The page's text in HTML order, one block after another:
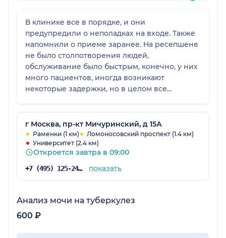
В клинике все в порядке, и они
предупредили о неполадках на входе. Также
напомнили о приеме заранее. На ресепшене
не было столпотворения людей,
обслуживание было быстрым, конечно, у них
много пациентов, иногда возникают
некоторые задержки, но в целом все
клиника. Единственное, что может смущать
многих, - это цены, которые, возможно,
высокие, но люди идут, потому что здесь
хороший сервис и оказывается широкий
спектр услуг.
г Москва, пр-кт Мичуринский, д 15А
Раменки (1 км)
Ломоносовский проспект (1.4 км)
Университет (2.4 км)
Откроется завтра в 09:00
+7 (495) 125-24-71 показать
Анализ мочи на туберкулез
600 ₽